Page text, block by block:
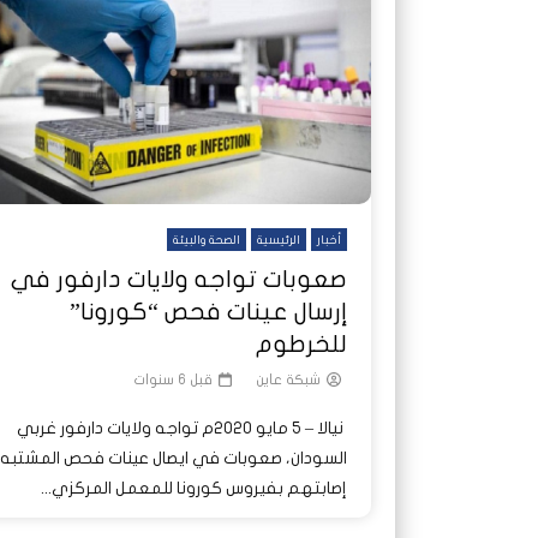
شاهد
عملتان وتطبيق مصرفي واحد.. كيف
تشظى النظام المصرفي في حرب
السودان؟
تصدر
ديون
شاهد
عملتان وتطبيق مصرفي واحد.. كيف
تشظى النظام المصرفي في حرب
السودان؟
هجمات
على
أخبار الرئيسية الصحة والبيئة
صعوبات تواجه ولايات دارفور في
إرسال عينات فحص “كورونا”
للخرطوم
شبكة عاين قبل 6 سنوات
نيالا – 5 مايو 2020م تواجه ولايات دارفور غربي
السودان، صعوبات في ايصال عينات فحص المشتبه
إصابتهم بفيروس كورونا للمعمل المركزي...